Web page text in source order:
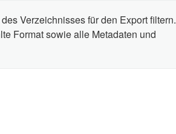
Verzeichnisses für den Export filtern.
Format sowie alle Metadaten und